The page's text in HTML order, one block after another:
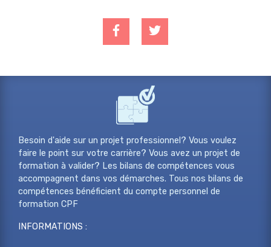
Besoin d'aide sur un projet professionnel? Vous voulez
faire le point sur votre carrière? Vous avez un projet de
formation à valider? Les bilans de compétences vous
accompagnent dans vos démarches. Tous nos bilans de
compétences bénéficient du compte personnel de
formation CPF
INFORMATIONS :